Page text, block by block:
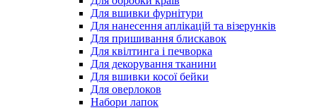
Для вшивки фурнітури
Для нанесення аплікацій та візерунків
Для пришивання блискавок
Для квілтинга і печворка
Для декорування тканини
Для вшивки косої бейки
Для оверлоков
Набори лапок